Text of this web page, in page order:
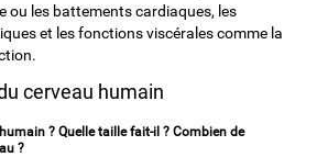
ou les battements cardiaques, les
et les fonctions viscérales comme la
cerveau humain
? Quelle taille fait-il ? Combien de
?